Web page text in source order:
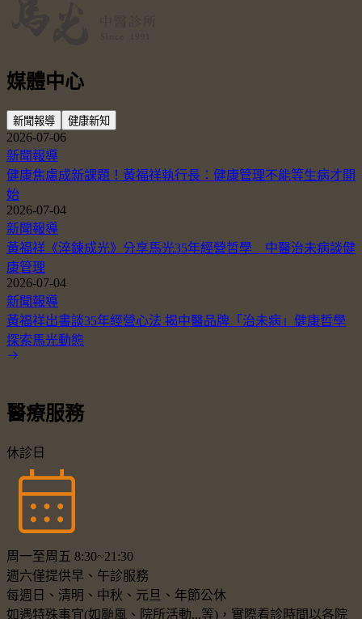
媒體中心
新聞報導 健康新知
2026-07-06
新聞報導
健康焦慮成新課題！黃福祥執行長：健康管理不能等生病才開
始
2026-07-04
新聞報導
黃福祥《淬鍊成光》分享馬光35年經營哲學 中醫治未病談健
康管理
2026-07-04
新聞報導
黃福祥出書談35年經營心法 揭中醫品牌「治未病」健康哲學
探索馬光動態
醫療服務
休診日
周一至周五 8:30~21:30
週六僅提供早、午診服務
每週日、清明、中秋、元旦、年節公休
如遇特殊事宜(如颱風、院所活動...等)，實際看診時間以各院